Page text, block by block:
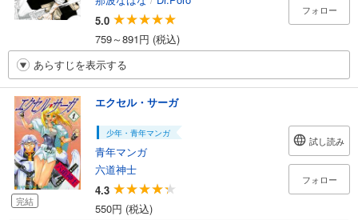
5.0
759～891円 (税込)
フォロー
あらすじを表示する
完結
エクセル・サーガ
少年・青年マンガ
青年マンガ
六道神士
4.3
550円 (税込)
試し読み
フォロー